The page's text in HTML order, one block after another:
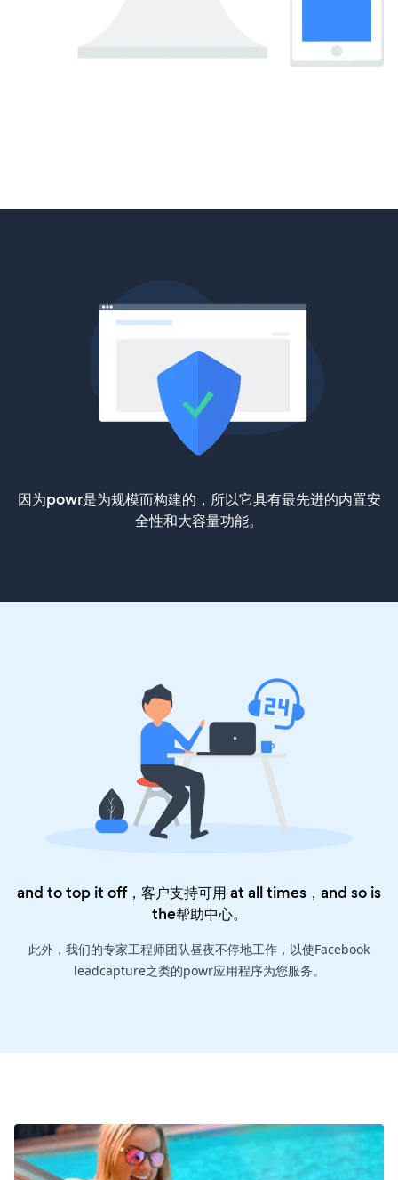
因为powr是为规模而构建的，所以它具有最先进的内置安
全性和大容量功能。
and to top it off，客户支持可用 at all times，and so is
the帮助中心。
此外，我们的专家工程师团队昼夜不停地工作，以使Facebook
leadcapture之类的powr应用程序为您服务。